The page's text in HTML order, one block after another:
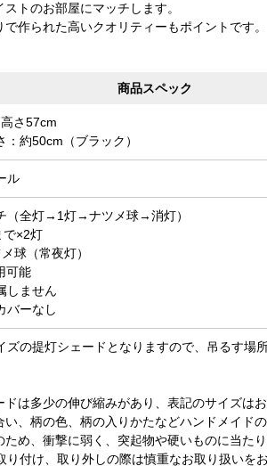
トのお部屋にマッチします。
作られた高いクオリティーもポイントです。
商品スペック
さ57cm
：約50cm（ブラック）
ル
（全灯→1灯→ナツメ球→消灯）
で×2灯
球（常夜灯）
可能
しません
バーなし
の提灯シェードとなりますので、吊るす場
は多少の伸び縮みがあり、表記のサイズはお
、柄の色、柄の入りかたなどハンドメイドの
め、衝撃に弱く、突起物や硬いものに当た
り付け、取り外しの際は慎重なお取り扱いを